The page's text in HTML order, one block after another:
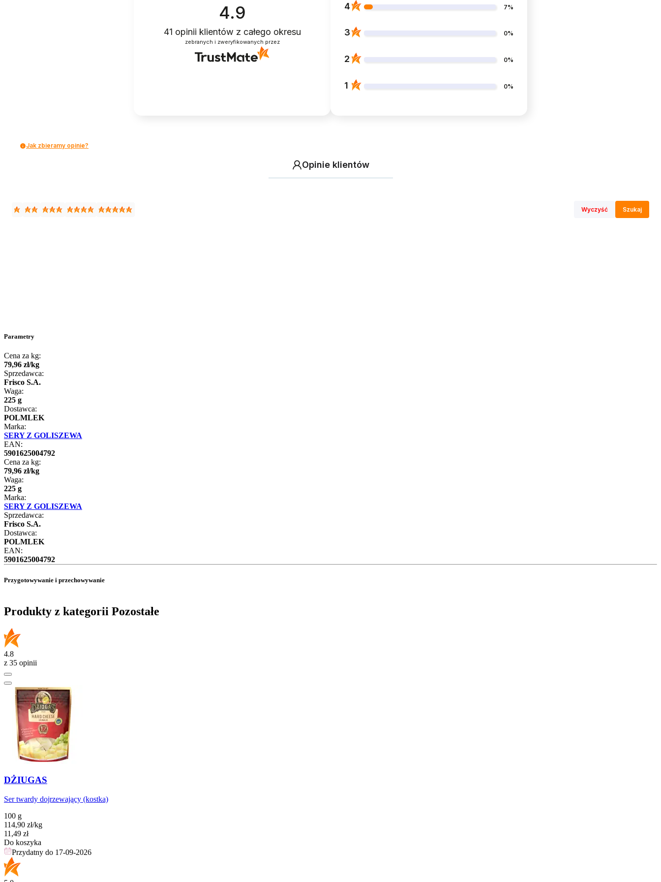
4.9
41 opinii klientów z całego okresu
zebranych i zweryfikowanych przez
4 7%
3 0%
2 0%
1 0%
Jak zbieramy opinie?
Opinie klientów
Wyczyść Szukaj
Parametry
Cena za kg:
79,96 zł/kg
Sprzedawca:
Frisco S.A.
Waga:
225 g
Dostawca:
POLMLEK
Marka:
SERY Z GOLISZEWA
EAN:
5901625004792
Cena za kg:
79,96 zł/kg
Waga:
225 g
Marka:
SERY Z GOLISZEWA
Sprzedawca:
Frisco S.A.
Dostawca:
POLMLEK
EAN:
5901625004792
Przygotowywanie i przechowywanie
Produkty z kategorii Pozostałe
4.8
z 35 opinii
DŻIUGAS
Ser twardy dojrzewający (kostka)
100 g
114,90 zł/kg
Cena
11,49 zł
Do koszyka
Przydatny do 17-09-2026